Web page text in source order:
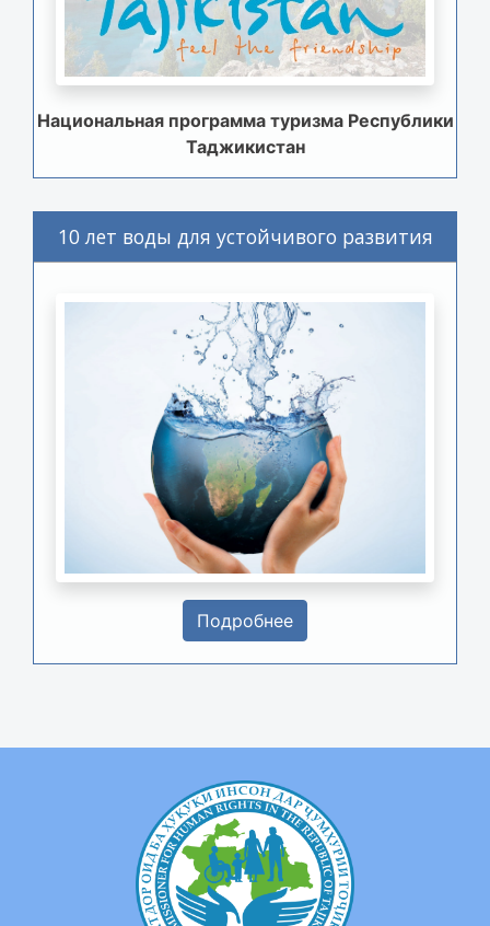
Национальная программа туризма Республики
Таджикистан
10 лет воды для устойчивого развития
Подробнее